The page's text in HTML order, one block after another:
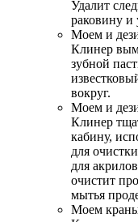
Удалит
раковину и
Моем и
Клинер
зубной
вокруг.
Моем и
Клинер
кабину,
для
для
очистит
мытья
Моем